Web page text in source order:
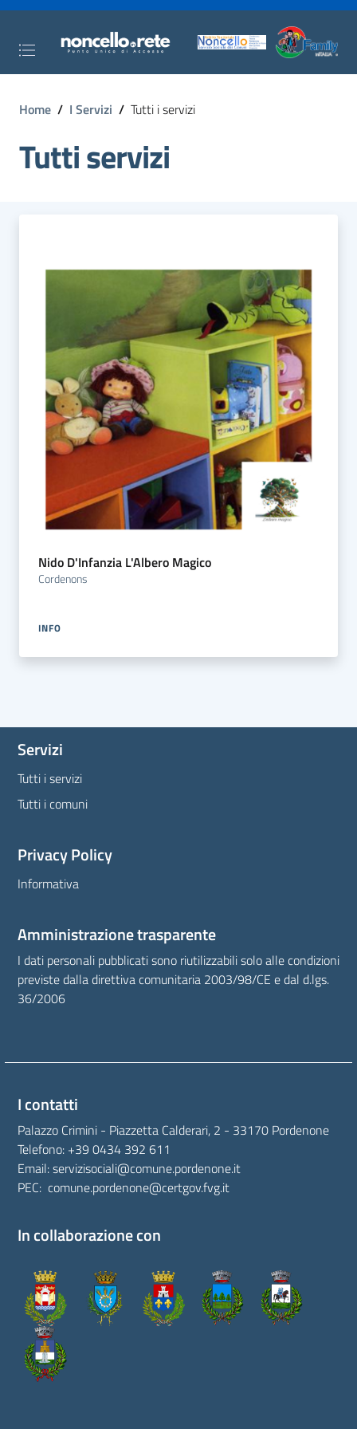
Home / I Servizi / Tutti i servizi
Tutti servizi
Nido D'Infanzia L'Albero Magico
Cordenons
INFO
Servizi
Tutti i servizi
Tutti i comuni
Privacy Policy
Informativa
Amministrazione trasparente
I dati personali pubblicati sono riutilizzabili solo alle condizioni
previste dalla direttiva comunitaria 2003/98/CE e dal d.lgs.
36/2006
I contatti
Palazzo Crimini - Piazzetta Calderari, 2 - 33170 Pordenone
Telefono: +39 0434 392 611
Email:servizisociali@comune.pordenone.it
PEC: comune.pordenone@certgov.fvg.it
In collaborazione con